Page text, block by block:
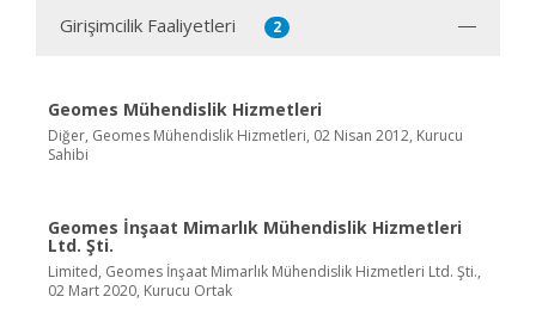
Girişimcilik Faaliyetleri 2
Geomes Mühendislik Hizmetleri
Diğer, Geomes Mühendislik Hizmetleri, 02 Nisan 2012, Kurucu
Sahibi
Geomes İnşaat Mimarlık Mühendislik Hizmetleri
Ltd. Şti.
Limited, Geomes İnşaat Mimarlık Mühendislik Hizmetleri Ltd. Şti.,
02 Mart 2020, Kurucu Ortak